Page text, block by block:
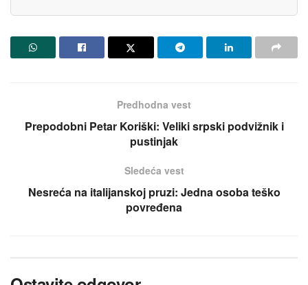
Predhodna vest
Prepodobni Petar Koriški: Veliki srpski podvižnik i
pustinjak
Sledeća vest
Nesreća na italijanskoj pruzi: Jedna osoba teško
povređena